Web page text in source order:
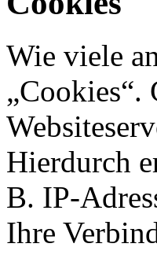
Wie viele
„Cookies“.
Hierdurch
B. IP-
Ihre